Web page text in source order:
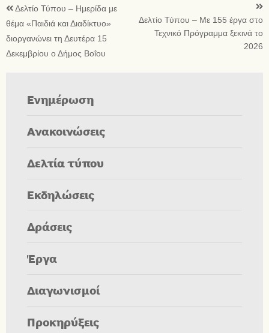
Δελτίο Τύπου – Ημερίδα με
θέμα «Παιδιά και Διαδίκτυο»
διοργανώνει τη Δευτέρα 15
Δεκεμβρίου ο Δήμος Βοΐου
Δελτίο Τύπου – Με 155 έργα στο
Τεχνικό Πρόγραμμα ξεκινά το
2026
Ενημέρωση
Ανακοινώσεις
Δελτία τύπου
Εκδηλώσεις
Δράσεις
Έργα
Διαγωνισμοί
Προκηρύξεις